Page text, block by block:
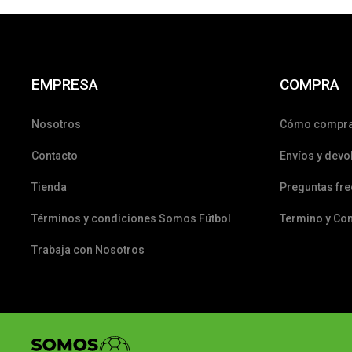
EMPRESA
Nosotros
Contacto
Tienda
Términos y condiciones Somos Fútbol
Trabaja con Nosotros
COMPRA
Cómo
Envíos y
Preguntas
Termino y